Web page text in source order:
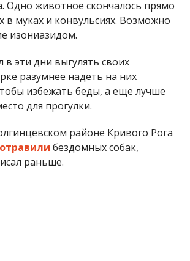
Одно животное скончалось прямо
в муках и конвульсиях. Возможно
изониазидом.
эти дни выгулять своих
разумнее надеть на них
избежать беды, а еще лучше
для прогулки.
районе Кривого Рога
бездомных собак,
раньше.